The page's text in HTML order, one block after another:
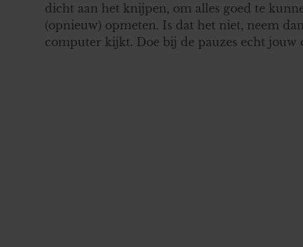
dicht aan het knijpen, om alles goed te
(opnieuw) opmeten. Is dat het niet, neem
computer kijkt. Doe bij de pauzes echt jouw